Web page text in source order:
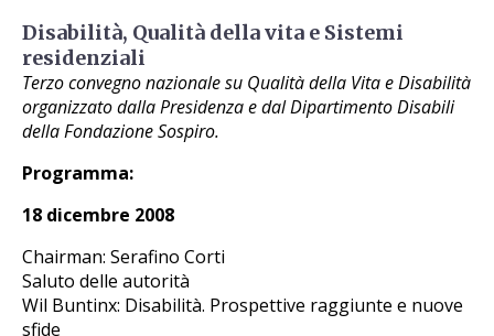
Disabilità, Qualità della vita e Sistemi
residenziali
Terzo convegno nazionale su Qualità della Vita e Disabilità
organizzato dalla Presidenza e dal Dipartimento Disabili
della Fondazione Sospiro.
Programma:
18 dicembre 2008
Chairman: Serafino Corti
Saluto delle autorità
Wil Buntinx: Disabilità. Prospettive raggiunte e nuove
sfide